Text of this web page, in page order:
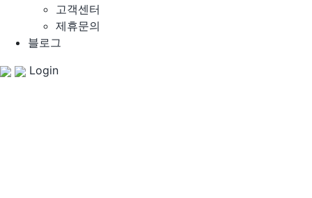
고객센터
제휴문의
블로그
Login